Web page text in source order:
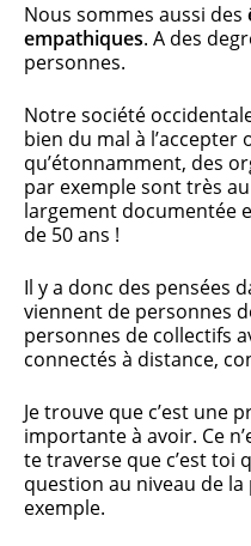
Nous sommes aussi des
empathiques. A des
personnes.
Notre société
bien du mal à
qu’étonnamment, des
par exemple sont très
largement documentée
de 50 ans !
Il y a donc des pensées
viennent de personnes
personnes de collectifs
connectés à distance,
Je trouve que c’est une
importante à avoir. Ce
te traverse que c’est toi
question au niveau de
exemple.